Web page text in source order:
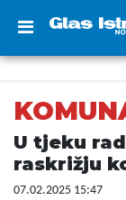
U tjeku
raskrižju
07.02.2025 15:47